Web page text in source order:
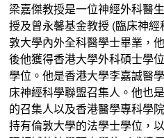
梁嘉傑教授是一位神經外科醫
授及曾永馨基金教授 (臨床神
敦大學內外全科醫學士畢業，
後他獲得香港大學外科碩士學
學位。他是香港大學李嘉誠醫
床神經科學聯盟召集人。他也
的召集人以及香港醫學專科學
持有倫敦大學的法學士學位，